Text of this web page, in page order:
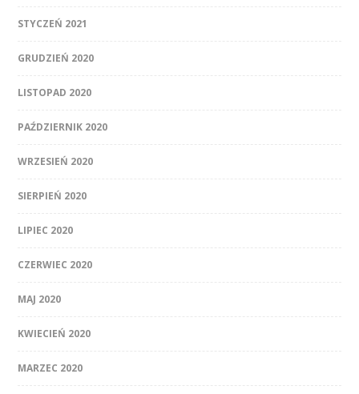
STYCZEŃ 2021
GRUDZIEŃ 2020
LISTOPAD 2020
PAŹDZIERNIK 2020
WRZESIEŃ 2020
SIERPIEŃ 2020
LIPIEC 2020
CZERWIEC 2020
MAJ 2020
KWIECIEŃ 2020
MARZEC 2020